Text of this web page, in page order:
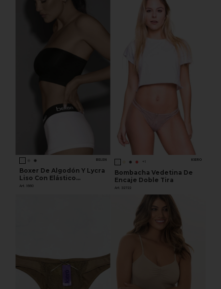
BELEN
Boxer De Algodón Y Lycra
Liso Con Elástico
Personalizado.
Art. 1660
+1 KIERO
Bombacha Vedetina De
Encaje Doble Tira
Art. 32722